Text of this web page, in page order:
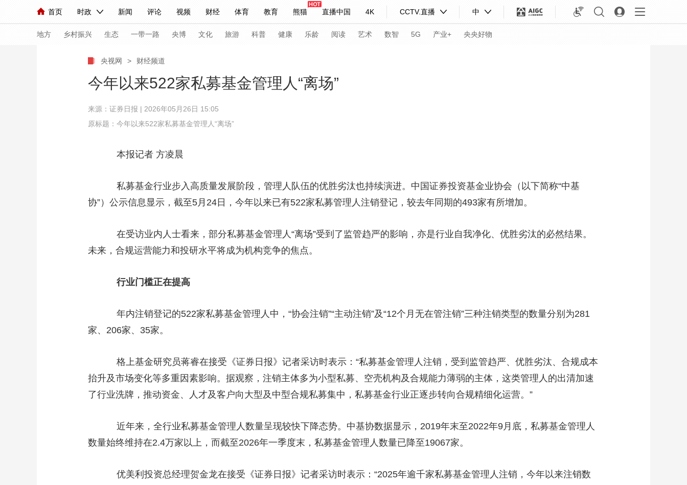
首页 时政 新闻 评论 视频 财经 体育 教育 熊猫 直播中国 4K CCTV.直播 中
人民领袖习近平 联播+ 中国领导人 央视快评 习式妙语 热解读 天天学习
直播 栏目大全 节目单 听音 微视频 主持人 下载央视影音
海外频道 iPanda English Монгол
地方 乡村振兴 生态 一带一路 央博 文化 旅游 科普 健康 乐龄 阅读 艺术 数智 5G 产业+ 央央好物
小央直播 直播中国
直播 竞猜 2026年世界杯 2026年冬奥会 CBA NBA 中超 国足 国际足球 网球 综合体育 亚冬会
教育 乡村振兴 生态环境 一带一路 央博 非遗 文化
CCTV.节目官网 直播 节目单
央视网 > 财经频道
今年以来522家私募基金管理人“离场”
来源：证券日报 | 2026年05月26日 15:05
原标题：今年以来522家私募基金管理人“离场”
本报记者 方凌晨
私募基金行业步入高质量发展阶段，管理人队伍的优胜劣汰也持续演进。中国证券投资基金业协会（以下简称“中基
协”）公示信息显示，截至5月24日，今年以来已有522家私募管理人注销登记，较去年同期的493家有所增加。
在受访业内人士看来，部分私募基金管理人“离场”受到了监管趋严的影响，亦是行业自我净化、优胜劣汰的必然结果。
未来，合规运营能力和投研水平将成为机构竞争的焦点。
行业门槛正在提高
年内注销登记的522家私募基金管理人中，“协会注销”“主动注销”及“12个月无在管注销”三种注销类型的数量分别为281
家、206家、35家。
格上基金研究员蒋睿在接受《证券日报》记者采访时表示：“私募基金管理人注销，受到监管趋严、优胜劣汰、合规成本
抬升及市场变化等多重因素影响。据观察，注销主体多为小型私募、空壳机构及合规能力薄弱的主体，这类管理人的出清加速
了行业洗牌，推动资金、人才及客户向大型及中型合规私募集中，私募基金行业正逐步转向合规精细化运营。”
近年来，全行业私募基金管理人数量呈现较快下降态势。中基协数据显示，2019年末至2022年9月底，私募基金管理人
数量始终维持在2.4万家以上，而截至2026年一季度末，私募基金管理人数量已降至19067家。
优美利投资总经理贺金龙在接受《证券日报》记者采访时表示：“2025年逾千家私募基金管理人注销，今年以来注销数